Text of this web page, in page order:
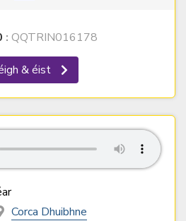
: QQTRIN016178
& éist
Corca Dhuibhne